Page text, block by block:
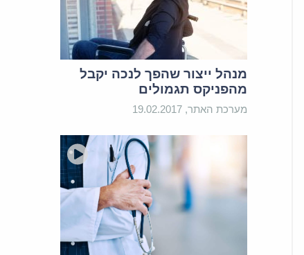
מנהל ייצור שהפך לנכה יקבל
מהפניקס תגמולים
מערכת האתר, 19.02.2017